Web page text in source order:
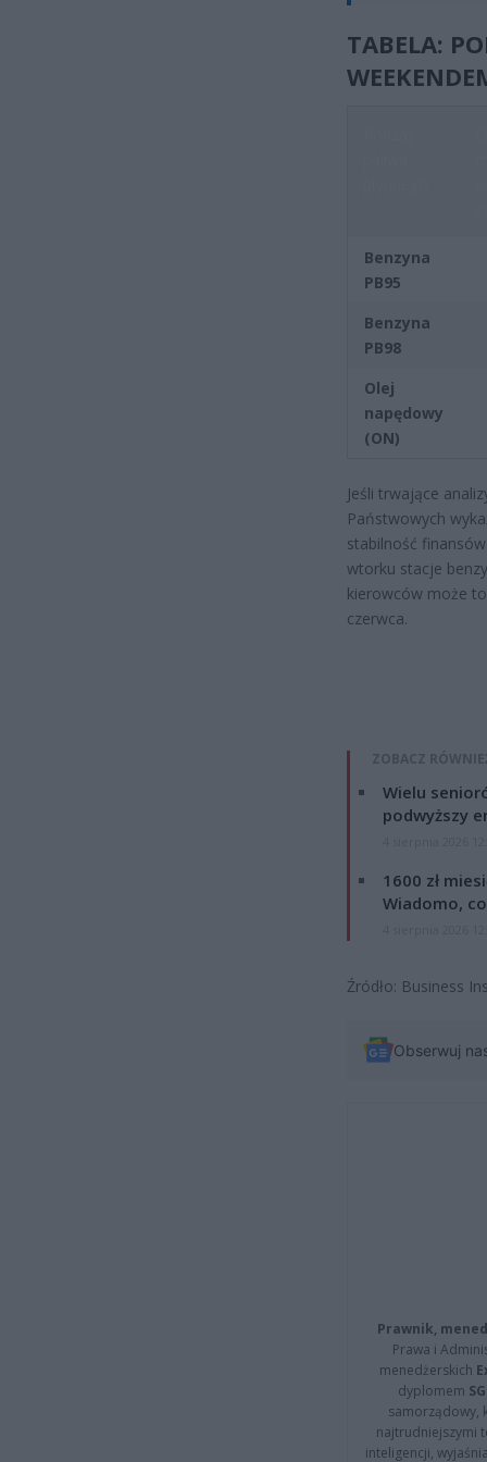
TABELA:
Benzyna
PB95
Benzyna
PB98
Olej
napędowy
(ON)
Jeśli trwające
Państwowych
stabilność
wtorku stacje
kierowców może
czerwca.
ZOBACZ
Wielu
podwyższy
1600 zł
Wiadomo,
Źródło: Business
Obserwuj
Prawnik,
Prawa i
menedżerskich
dyplomem
samorządowy,
najtrudniejszymi
inteligencji,